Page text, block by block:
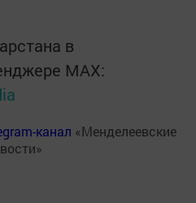
в
MАХ:
канал «Менделеевские